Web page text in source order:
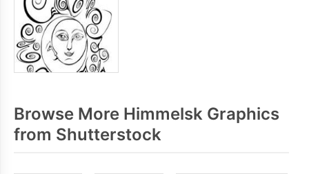
Browse More Himmelsk Graphics
from Shutterstock